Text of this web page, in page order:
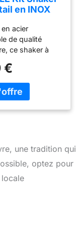
en INOX
Doseur à
(1/2
Shaker à
Bar et
Anti-Fuite et
acier
de qualité
ce shaker à
et aux chocs.
ergonomique
étanche
mélange rapide
un doseur à
(1/2 et 1 oz)
avec
ingrédients.
€
une tradition qui
optez pour